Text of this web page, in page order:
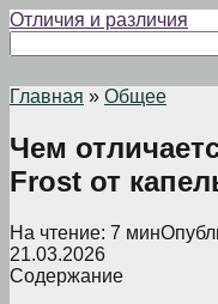
Перейти
контенту
Отличия и различия
Главная » Общее
Чем
Frost от
На чтение: 7 мин
21.03.2026
Содержание